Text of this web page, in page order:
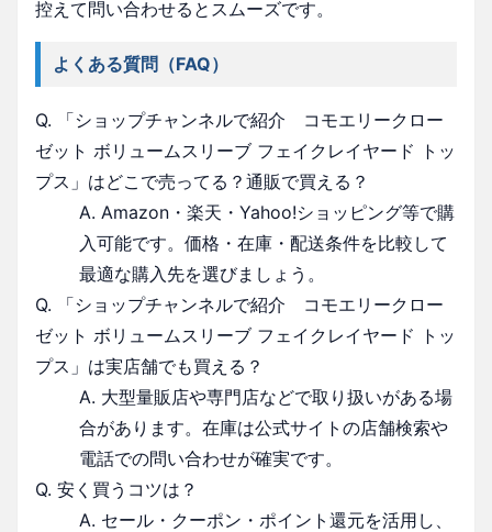
控えて問い合わせるとスムーズです。
よくある質問（FAQ）
Q. 「ショップチャンネルで紹介 コモエリークロー
ゼット ボリュームスリーブ フェイクレイヤード トッ
プス」はどこで売ってる？通販で買える？
A. Amazon・楽天・Yahoo!ショッピング等で購
入可能です。価格・在庫・配送条件を比較して
最適な購入先を選びましょう。
Q. 「ショップチャンネルで紹介 コモエリークロー
ゼット ボリュームスリーブ フェイクレイヤード トッ
プス」は実店舗でも買える？
A. 大型量販店や専門店などで取り扱いがある場
合があります。在庫は公式サイトの店舗検索や
電話での問い合わせが確実です。
Q. 安く買うコツは？
A. セール・クーポン・ポイント還元を活用し、